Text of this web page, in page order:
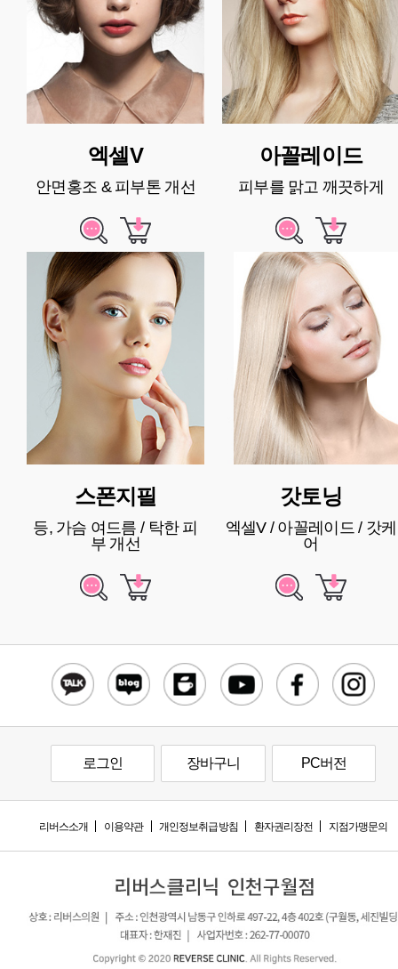
엑셀V
안면홍조 & 피부톤 개선
아꼴레이드
피부를 맑고 깨끗하게
스폰지필
등, 가슴 여드름 / 탁한 피
부 개선
갓토닝
엑셀V / 아꼴레이드 / 갓케
어
로그인 장바구니 PC버전
리버스소개 이용약관 개인정보취급방침 환자권리장전 지점가맹문의